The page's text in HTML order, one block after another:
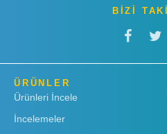
BİZİ
ÜRÜNLER
Ürünleri İncele
İncelemeler